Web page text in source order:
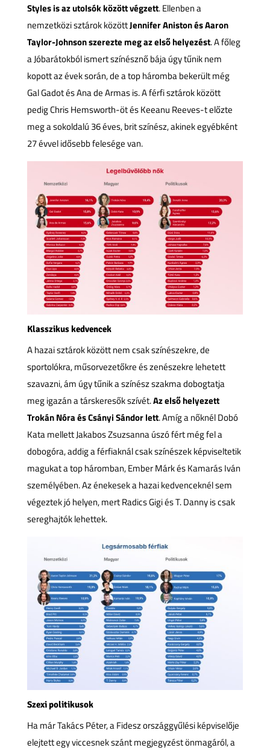
Styles is az utolsók között végzett. Ellenben a
nemzetközi sztárok közöttJennifer Aniston és Aaron
Taylor-Johnson szerezte meg az első helyezést. A főleg
a Jóbarátokból ismert színésznő bája úgy tűnik nem
kopott az évek során, de a top háromba bekerült még
Gal Gadot és Ana de Armas is. A férfi sztárok között
pedig Chris Hemsworth-öt és Keeanu Reeves-t előzte
meg a sokoldalú 36 éves, brit színész, akinek egyébként
27 évvel idősebb felesége van.
Klasszikus kedvencek
A hazai sztárok között nem csak színészekre, de
sportolókra, műsorvezetőkre és zenészekre lehetett
szavazni, ám úgy tűnik a színész szakma dobogtatja
meg igazán a társkeresők szívét.Az első helyezett
Trokán Nóra és Csányi Sándor lett. Amíg a nőknél Dobó
Kata mellett Jakabos Zsuzsanna úszó fért még fel a
dobogóra, addig a férfiaknál csak színészek képviseltetik
magukat a top háromban, Ember Márk és Kamarás Iván
személyében. Az énekesek a hazai kedvenceknél sem
végeztek jó helyen, mert Radics Gigi és T. Danny is csak
sereghajtók lehettek.
Szexi politikusok
Ha már Takács Péter, a Fidesz országgyűlési képviselője
elejtett egy viccesnek szánt megjegyzést önmagáról, a